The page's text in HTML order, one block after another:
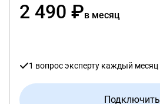
2 490 ₽в месяц
1 вопрос эксперту каждый месяц
Подключить